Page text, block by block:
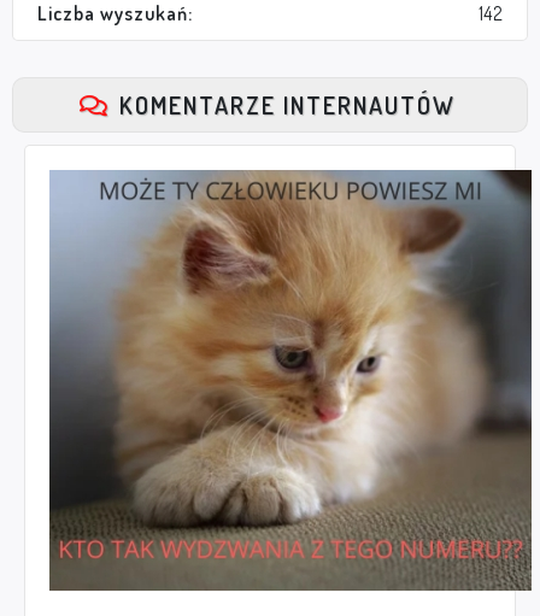
Liczba wyszukań: 142
KOMENTARZE INTERNAUTÓW